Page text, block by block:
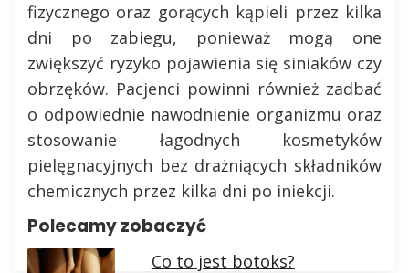
fizycznego oraz gorących kąpieli przez kilka
dni po zabiegu, ponieważ mogą one
zwiększyć ryzyko pojawienia się siniaków czy
obrzęków. Pacjenci powinni również zadbać
o odpowiednie nawodnienie organizmu oraz
stosowanie łagodnych kosmetyków
pielęgnacyjnych bez drażniących składników
chemicznych przez kilka dni po iniekcji.
Polecamy zobaczyć
Co to jest botoks?